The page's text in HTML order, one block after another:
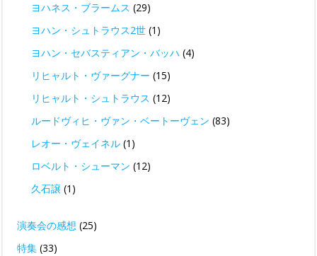
ヨハネス・ブラームス (29)
ヨハン・シュトラウス2世 (1)
ヨハン・セバスティアン・バッハ (4)
リヒャルト・ヴァーグナー (15)
リヒャルト・シュトラウス (12)
ルードヴィヒ・ヴァン・ベートーヴェン (83)
レオー・ヴェイネル (1)
ロベルト・シューマン (12)
久石譲 (1)
演奏会の感想 (25)
特集 (33)